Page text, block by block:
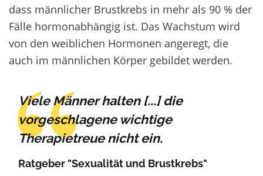
dass männlicher Brustkrebs in mehr als 90 % der
Fälle hormonabhängig ist. Das Wachstum wird
von den weiblichen Hormonen angeregt, die
auch im männlichen Körper gebildet werden.
Viele Männer halten [...] die
vorgeschlagene wichtige
Therapietreue nicht ein.
Ratgeber "Sexualität und Brustkrebs"